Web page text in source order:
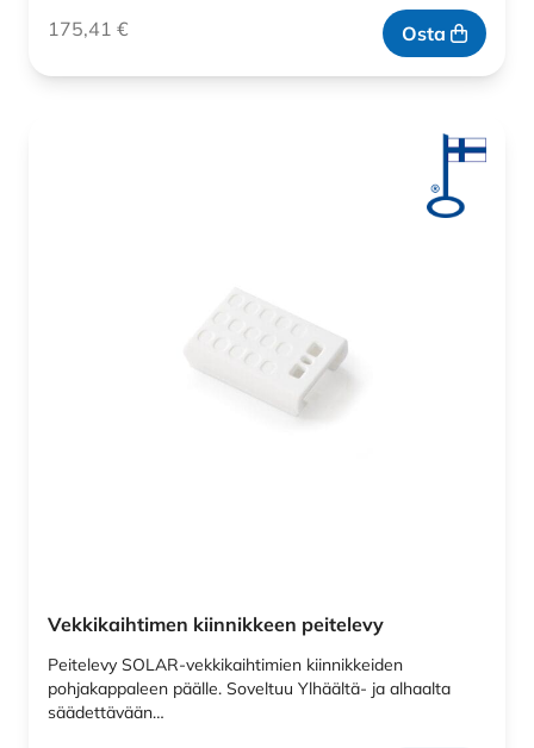
175,41 € Osta
Vekkikaihtimen kiinnikkeen peitelevy
Peitelevy SOLAR-vekkikaihtimien kiinnikkeiden
pohjakappaleen päälle. Soveltuu Ylhäältä- ja alhaalta
säädettävään…